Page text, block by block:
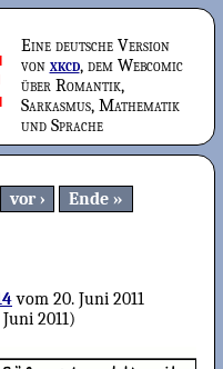
Eine deutsche Version
von xkcd, dem Webcomic
über Romantik,
Sarkasmus, Mathematik
und Sprache
vor Ende
vom 20. Juni 2011
Juni 2011)